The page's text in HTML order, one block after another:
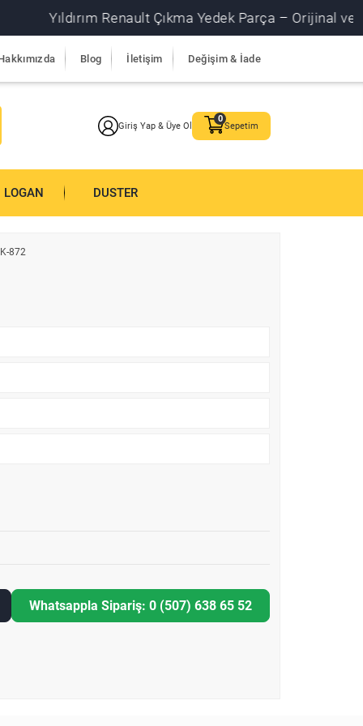
Yıldırım Renault Çıkma Yedek Parça – Orijinal ve
Blog İletişim Değişim & İade
Giriş Yap & Üye Ol Sepetim
LOGAN DUSTER
872
Whatsappla Sipariş: 0 (507) 638 65 52